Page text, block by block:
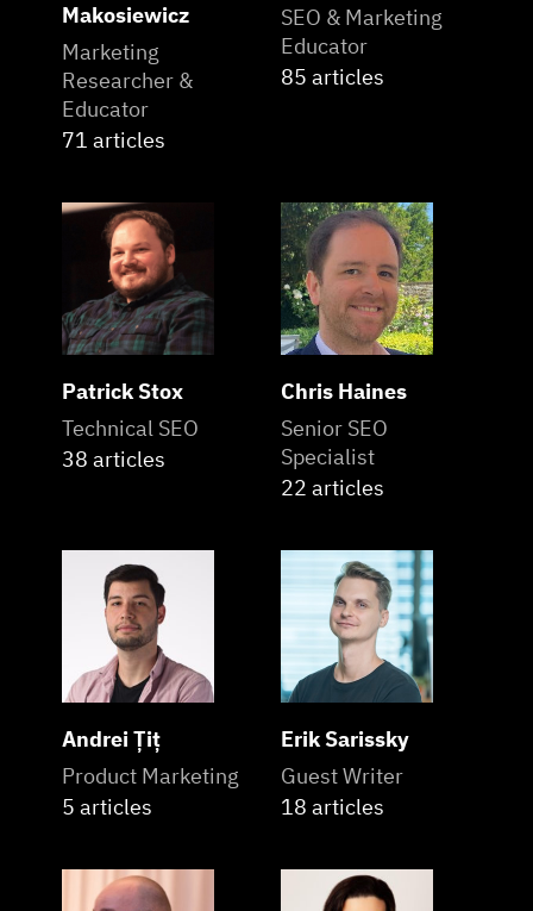
Makosiewicz
Marketing
Researcher &
Educator
71 articles
SEO & Marketing
Educator
85 articles
Patrick Stox
Technical SEO
38 articles
Chris Haines
Senior SEO
Specialist
22 articles
Andrei Țiț
Product Marketing
5 articles
Erik Sarissky
Guest Writer
18 articles